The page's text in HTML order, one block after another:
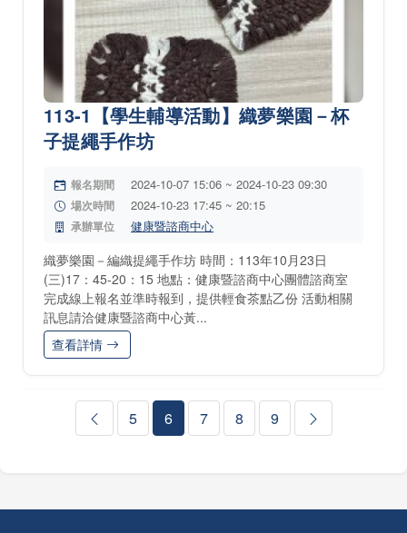
113-1【學生輔導活動】織夢樂園－杯
子提繩手作坊
報名期間 2024-10-07 15:06 ~ 2024-10-23 09:30
場次時間 2024-10-23 17:45 ~ 20:15
承辦單位 健康暨諮商中心
織夢樂園－編織提繩手作坊 時間：113年10月23日
(三)17：45-20：15 地點：健康暨諮商中心團體諮商室
完成線上報名並準時報到，提供輕食茶點乙份 活動相關
訊息請洽健康暨諮商中心黃...
查看詳情
5 6 7 8 9